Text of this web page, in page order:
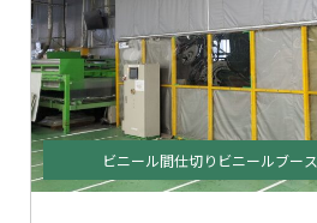
ビニール間仕切りビニールブース